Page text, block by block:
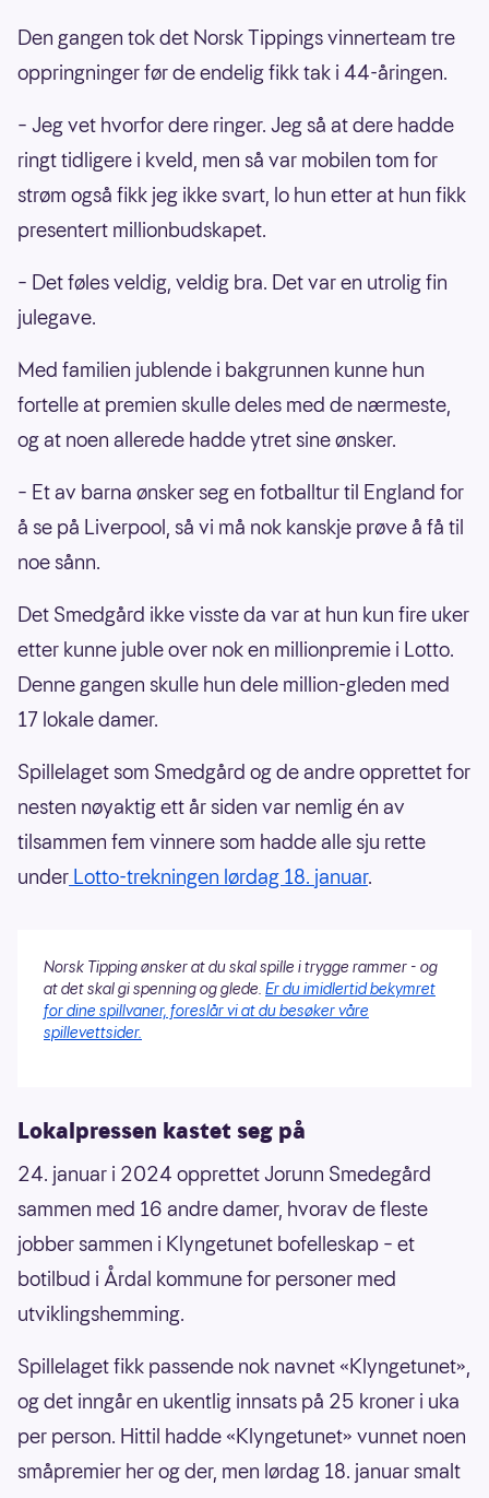
Den gangen tok det Norsk Tippings vinnerteam tre
oppringninger før de endelig fikk tak i 44-åringen.
– Jeg vet hvorfor dere ringer. Jeg så at dere hadde
ringt tidligere i kveld, men så var mobilen tom for
strøm også fikk jeg ikke svart, lo hun etter at hun fikk
presentert millionbudskapet.
– Det føles veldig, veldig bra. Det var en utrolig fin
julegave.
Med familien jublende i bakgrunnen kunne hun
fortelle at premien skulle deles med de nærmeste,
og at noen allerede hadde ytret sine ønsker.
– Et av barna ønsker seg en fotballtur til England for
å se på Liverpool, så vi må nok kanskje prøve å få til
noe sånn.
Det Smedgård ikke visste da var at hun kun fire uker
etter kunne juble over nok en millionpremie i Lotto.
Denne gangen skulle hun dele million-gleden med
17 lokale damer.
Spillelaget som Smedgård og de andre opprettet for
nesten nøyaktig ett år siden var nemlig én av
tilsammen fem vinnere som hadde alle sju rette
under Lotto-trekningen lørdag 18. januar.
Norsk Tipping ønsker at du skal spille i trygge rammer - og
at det skal gi spenning og glede. Er du imidlertid bekymret
for dine spillvaner, foreslår vi at du besøker våre
spillevettsider.
Lokalpressen kastet seg på
24. januar i 2024 opprettet Jorunn Smedegård
sammen med 16 andre damer, hvorav de fleste
jobber sammen i Klyngetunet bofelleskap – et
botilbud i Årdal kommune for personer med
utviklingshemming.
Spillelaget fikk passende nok navnet «Klyngetunet»,
og det inngår en ukentlig innsats på 25 kroner i uka
per person. Hittil hadde «Klyngetunet» vunnet noen
småpremier her og der, men lørdag 18. januar smalt